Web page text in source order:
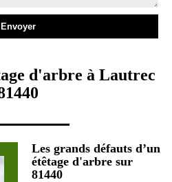
d'arbre à Lautrec
Les grands défauts d’un
étêtage d'arbre sur
81440